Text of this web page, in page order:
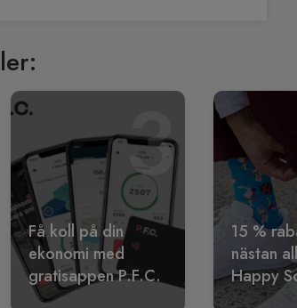
3
Få koll på din
ekonomi med
gratisappen P.F.C.
15 %
nästan
Happy